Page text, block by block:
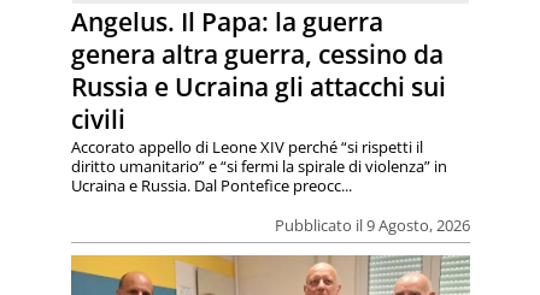
Angelus. Il Papa: la guerra
genera altra guerra, cessino da
Russia e Ucraina gli attacchi sui
civili
Pubblicato il 9 Agosto, 2026
Accorato appello di Leone XIV perché “si rispetti il
diritto umanitario” e “si fermi la spirale di violenza” in
Ucraina e Russia. Dal Pontefice preocc...